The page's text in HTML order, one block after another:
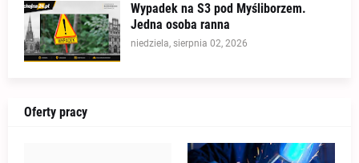
Wypadek na S3 pod Myśliborzem.
Jedna osoba ranna
niedziela, sierpnia 02, 2026
Oferty pracy